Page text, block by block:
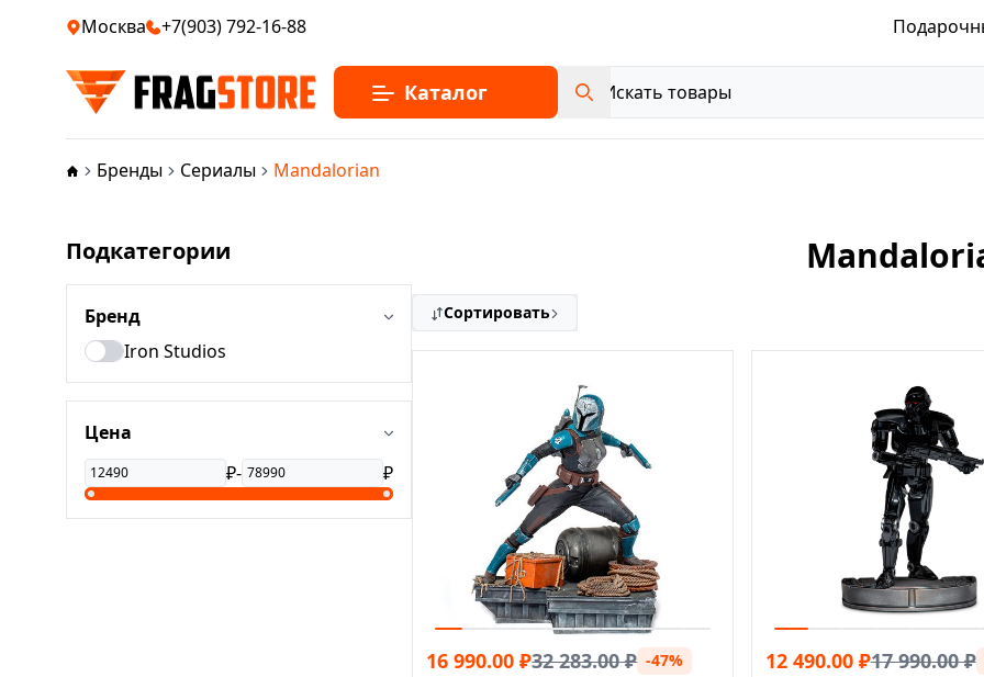
Москва +7(903) 792-16-88
Каталог
Бренды Сериалы Mandalorian
Подкатегории
Бренд
Iron Studios
Цена
₽- ₽
Сортировать
16 990.00 ₽32 283.00₽ -47% 12 490.00₽17 990.00₽